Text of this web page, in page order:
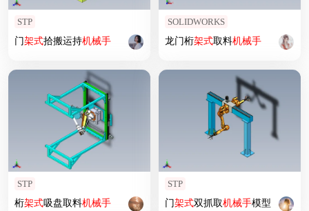
STP
门架式拾搬运持机械手
SOLIDWORKS
龙门桁架式取料机械手
STP
桁架式吸盘取料机械手
STP
门架式双抓取机械手模型